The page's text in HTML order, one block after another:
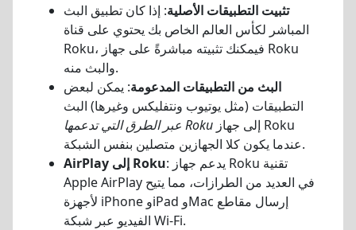
تثبيت التطبيقات الأصلية: إذا كان تطبيق البث
المباشر لكأس العالم الخاص بك يحتوي على قناة
Roku، فيمكنك تثبيته مباشرةً على جهاز Roku
والبث منه.
البث من التطبيقات المدعومة: يمكن لبعض
التطبيقات (مثل يوتيوب ونتفليكس وغيرها) البث
عبر الطرق التي تدعمها Roku
عندما يكون كلا الجهازين متصلين بنفس الشبكة.
AirPlay إلى Roku: يدعم جهاز Roku تقنية
Apple AirPlay في العديد من الطرازات، مما يتيح
لأجهزة iPhone وiPad وMac إرسال مقاطع
الفيديو عبر شبكة Wi-Fi.